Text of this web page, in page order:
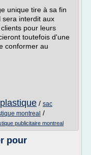
unique tire à sa fin
sera interdit aux
pour leurs
toutefois d'une
conformer au
/ sac
montreal /
publicitaire montreal
pour